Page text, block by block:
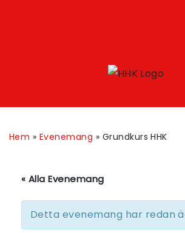
Hem » Evenemang » Grundkurs HHK
« Alla Evenemang
Detta evenemang har redan